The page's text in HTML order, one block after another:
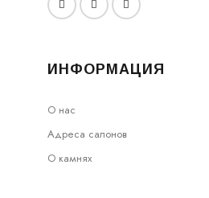
ИНФОРМАЦИЯ
О нас
Адреса салонов
О камнях